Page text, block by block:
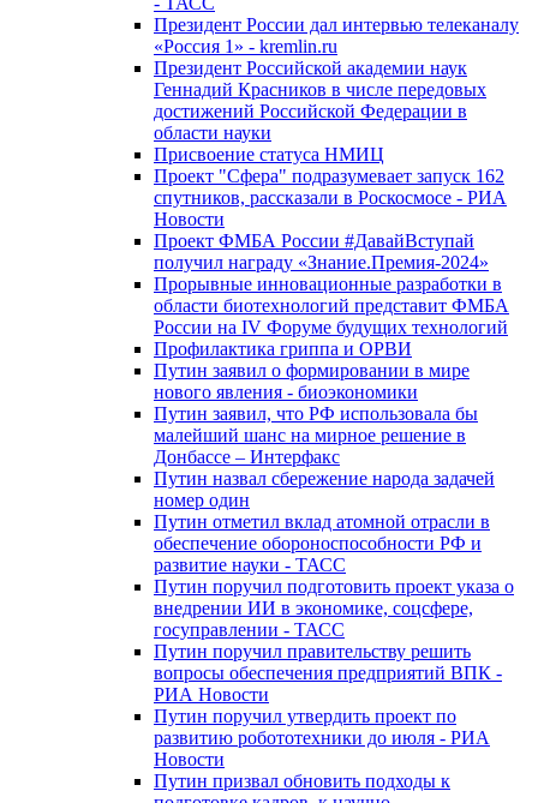
Президент России дал интервью телеканалу
«Россия 1» - kremlin.ru
Президент Российской академии наук
Геннадий Красников в числе передовых
достижений Российской Федерации в
области науки
Присвоение статуса НМИЦ
Проект "Сфера" подразумевает запуск 162
спутников, рассказали в Роскосмосе - РИА
Новости
Проект ФМБА России #ДавайВступай
получил награду «Знание.Премия-2024»
Прорывные инновационные разработки в
области биотехнологий представит ФМБА
России на IV Форуме будущих технологий
Профилактика гриппа и ОРВИ
Путин заявил о формировании в мире
нового явления - биоэкономики
Путин заявил, что РФ использовала бы
малейший шанс на мирное решение в
Донбассе – Интерфакс
Путин назвал сбережение народа задачей
номер один
Путин отметил вклад атомной отрасли в
обеспечение обороноспособности РФ и
развитие науки - ТАСС
Путин поручил подготовить проект указа о
внедрении ИИ в экономике, соцсфере,
госуправлении - ТАСС
Путин поручил правительству решить
вопросы обеспечения предприятий ВПК -
РИА Новости
Путин поручил утвердить проект по
развитию робототехники до июля - РИА
Новости
Путин призвал обновить подходы к